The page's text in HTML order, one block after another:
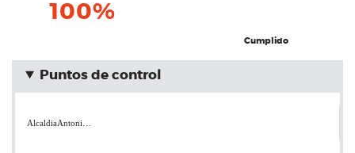
100%
Cumplido
Puntos de control
AlcaldiaAntoni…